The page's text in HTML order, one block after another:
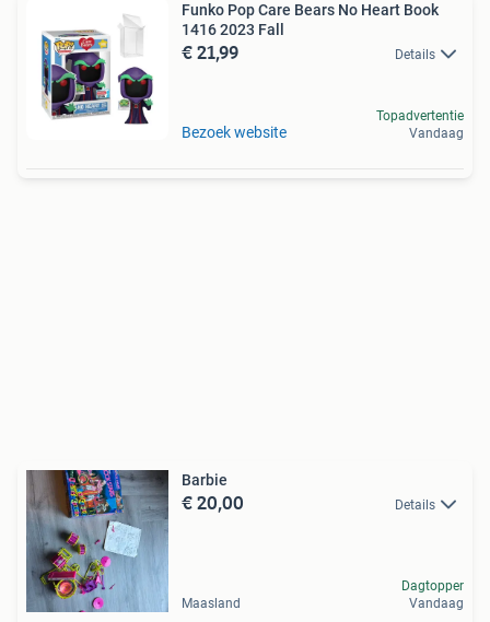
Funko Pop Care Bears No Heart Book
1416 2023 Fall
€ 21,99 Details
Bezoek website
Topadvertentie
Vandaag
Barbie
€ 20,00 Details
Maasland
Dagtopper
Vandaag